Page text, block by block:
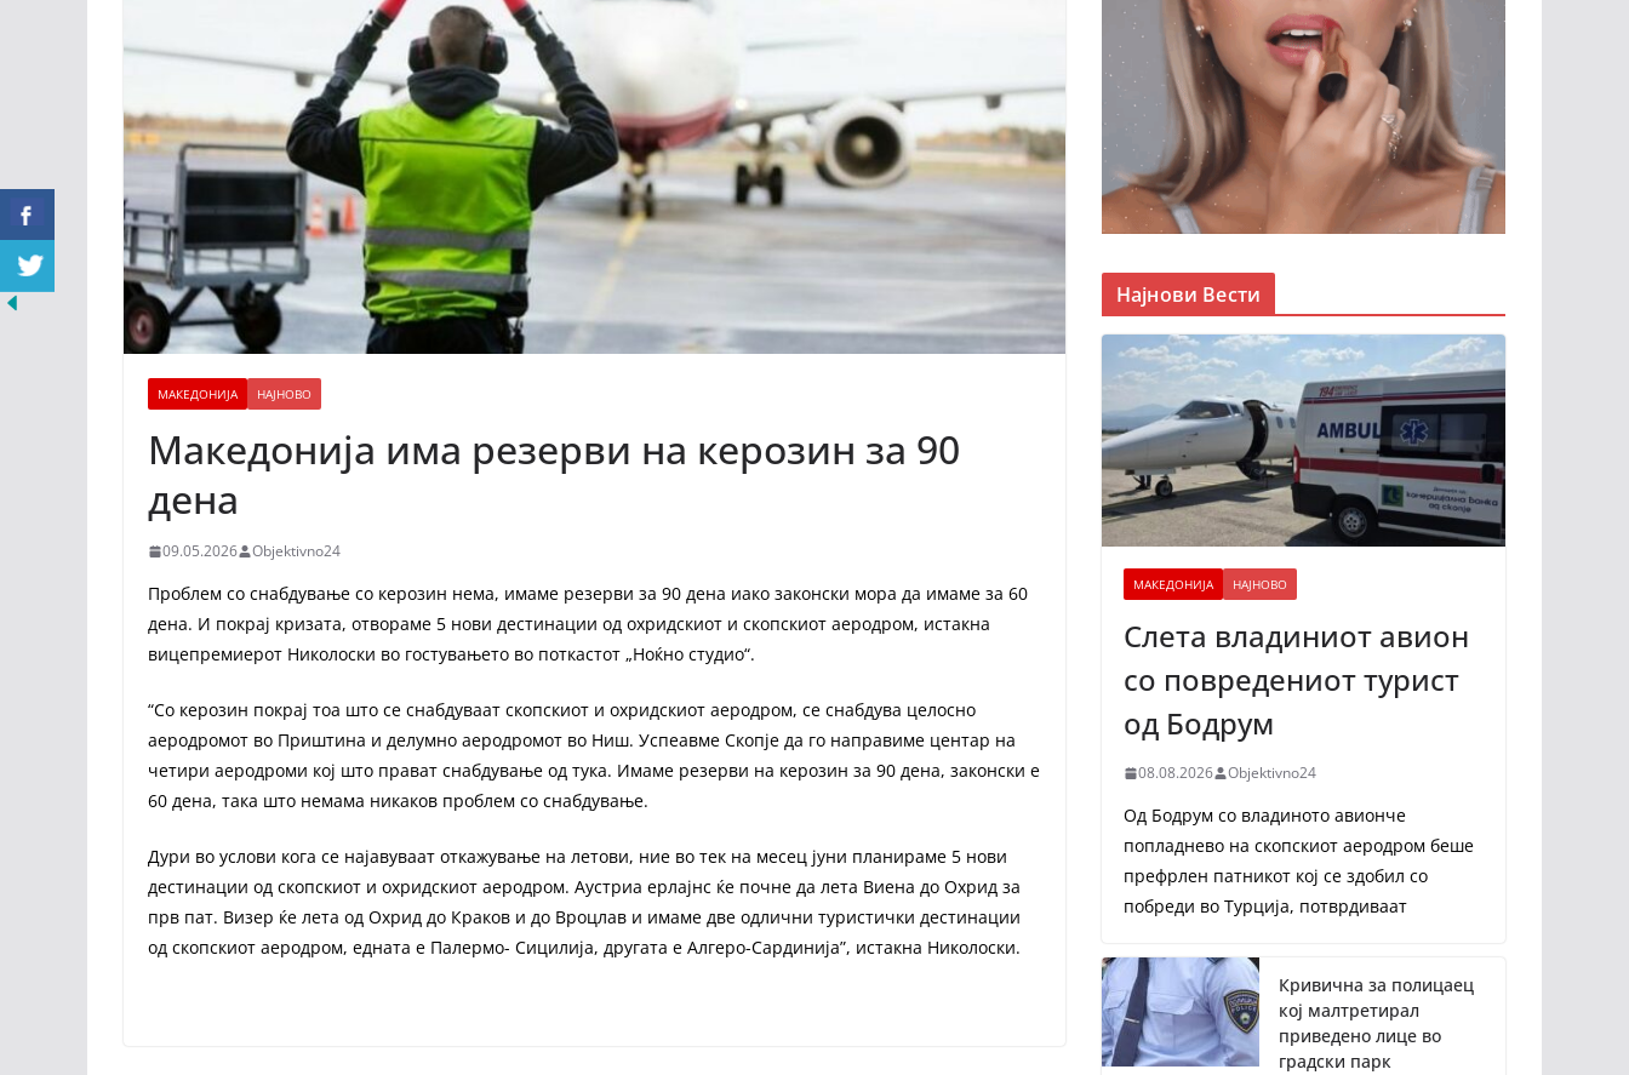
МАКЕДОНИЈА НАЈНОВО
Македонија има резерви на керозин за 90
дена
09.05.2026 Objektivno24
Проблем со снабдување со керозин нема, имаме резерви за 90 дена иако законски мора да имаме за 60
дена. И покрај кризата, отвораме 5 нови дестинации од охридскиот и скопскиот аеродром, истакна
вицепремиерот Николоски во гостувањето во поткастот „Ноќно студио“.
“Со керозин покрај тоа што се снабдуваат скопскиот и охридскиот аеродром, се снабдува целосно
аеродромот во Приштина и делумно аеродромот во Ниш. Успеавме Скопје да го направиме центар на
четири аеродроми кој што прават снабдување од тука. Имаме резерви на керозин за 90 дена, законски е
60 дена, така што немама никаков проблем со снабдување.
Дури во услови кога се најавуваат откажување на летови, ние во тек на месец јуни планираме 5 нови
дестинации од скопскиот и охридскиот аеродром. Аустриа ерлајнс ќе почне да лета Виена до Охрид за
прв пат. Визер ќе лета од Охрид до Краков и до Вроцлав и имаме две одлични туристички дестинации
од скопскиот аеродром, едната е Палермо- Сицилија, другата е Алгеро-Сардинија”, истакна Николоски.
Најнови Вести
МАКЕДОНИЈА НАЈНОВО
Слета владиниот авион
со повредениот турист
од Бодрум
08.08.2026 Objektivno24
Од Бодрум со владиното авионче
попладнево на скопскиот аеродром беше
префрлен патникот кој се здобил со
побреди во Турција, потврдиваат
Кривична за полицаец
кој малтретирал
приведено лице во
градски парк